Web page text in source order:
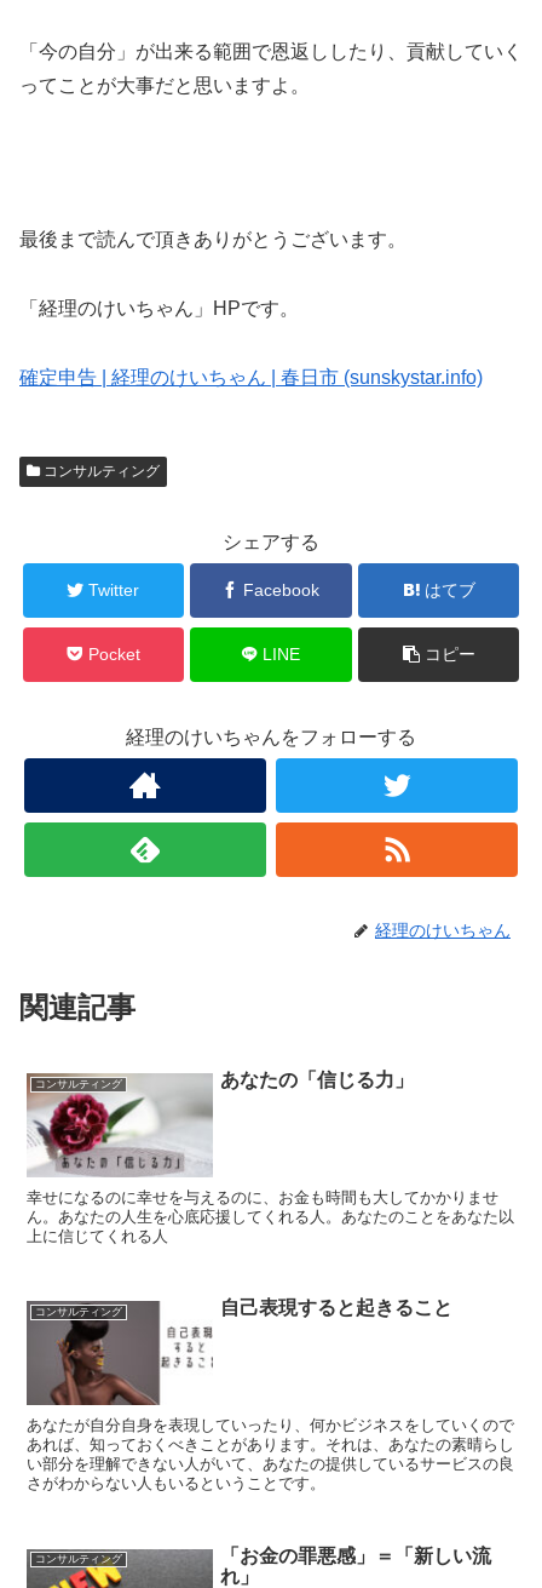
「今の自分」が出来る範囲で恩返ししたり、貢献していく
ってことが大事だと思いますよ。
最後まで読んで頂きありがとうございます。
「経理のけいちゃん」HPです。
確定申告 | 経理のけいちゃん | 春日市 (sunskystar.info)
コンサルティング
シェアする
Twitter Facebook はてブ
Pocket LINE コピー
経理のけいちゃんをフォローする
経理のけいちゃん
関連記事
コンサルティング あなたの「信じる力」
幸せになるのに幸せを与えるのに、お金も時間も大してかかりませ
ん。あなたの人生を心底応援してくれる人。あなたのことをあなた以
上に信じてくれる人
コンサルティング 自己表現すると起きること
あなたが自分自身を表現していったり、何かビジネスをしていくので
あれば、知っておくべきことがあります。それは、あなたの素晴らし
い部分を理解できない人がいて、あなたの提供しているサービスの良
さがわからない人もいるということです。
コンサルティング
「お金の罪悪感」＝「新しい流
れ」